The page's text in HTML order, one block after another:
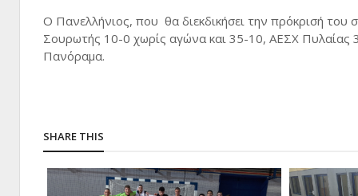
Ο Πανελλήνιος, που θα διεκδικήσει την πρόκρισή
Σουρωτής 10-0 χωρίς αγώνα και 35-10, ΑΕΣΧ
Πανόραμα.
SHARE THIS